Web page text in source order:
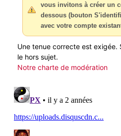
vous invitons à créer un
dessous (bouton
avec votre compte
Une tenue correcte est exigée.
le hors sujet.
Notre charte de modération